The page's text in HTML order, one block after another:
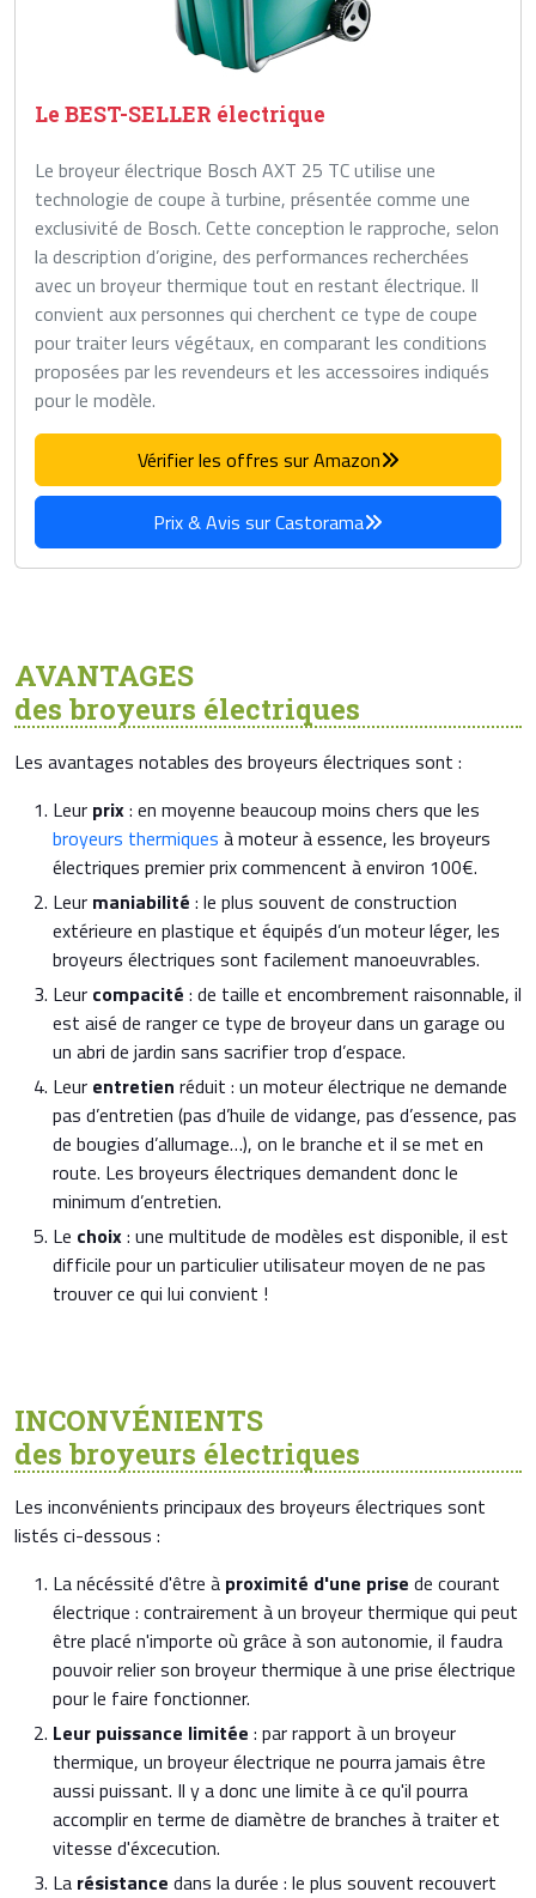
Le BEST-SELLER électrique
Le broyeur électrique Bosch AXT 25 TC utilise une
technologie de coupe à turbine, présentée comme une
exclusivité de Bosch. Cette conception le rapproche, selon
la description d’origine, des performances recherchées
avec un broyeur thermique tout en restant électrique. Il
convient aux personnes qui cherchent ce type de coupe
pour traiter leurs végétaux, en comparant les conditions
proposées par les revendeurs et les accessoires indiqués
pour le modèle.
Vérifier les offres sur Amazon
Prix & Avis sur Castorama
AVANTAGES
des broyeurs électriques
Les avantages notables des broyeurs électriques sont :
Leur prix: en moyenne beaucoup moins chers que les
broyeurs thermiques à moteur à essence, les broyeurs
électriques premier prixcommencent à environ 100€.
Leur maniabilité : le plus souvent de construction
extérieure en plastique et équipés d’un moteur léger, les
broyeurs électriques sont facilement manoeuvrables.
Leur compacité : de taille et encombrement raisonnable, il
est aisé de ranger ce type de broyeur dans un garage ou
un abri de jardin sans sacrifier trop d’espace.
Leur entretien réduit : un moteur électrique ne demande
pas d’entretien (pas d’huile de vidange, pas d’essence, pas
de bougies d’allumage…), on le branche et il se met en
route. Les broyeurs électriques demandent donc le
minimum d’entretien.
Le choix: une multitude de modèles est disponible, il est
difficile pour un particulier utilisateur moyen de ne pas
trouver ce qui lui convient !
INCONVÉNIENTS
des broyeurs électriques
Les inconvénients principaux des broyeurs électriques sont
listés ci-dessous :
La nécéssité d'être à proximité d'une prise de courant
électrique : contrairement à un broyeur thermique qui peut
être placé n'importe où grâce à son autonomie, il faudra
pouvoir relier son broyeur thermique à une prise électrique
pour le faire fonctionner.
Leur puissance limitée : par rapport à un broyeur
thermique, un broyeur électrique ne pourra jamais être
aussi puissant. Il y a donc une limite à ce qu'il pourra
accomplir en terme de diamètre de branches à traiter et
vitesse d'éxcecution.
La résistance dans la durée : le plus souvent recouvert